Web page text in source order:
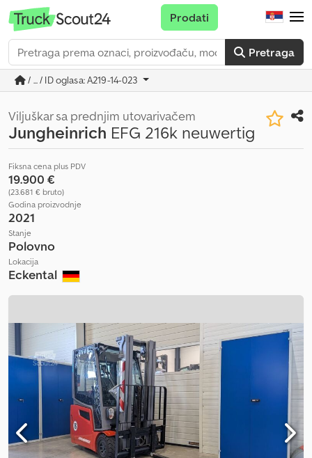
Pretraga
Prodati
/ ... / ID oglasa: A219-14-023
Viljuškar sa prednjim utovarivačem
Jungheinrich EFG 216k neuwertig
Fiksna cena plus PDV
19.900 €
(23.681 € bruto)
Godina proizvodnje
2021
Stanje
Polovno
Lokacija
Eckental